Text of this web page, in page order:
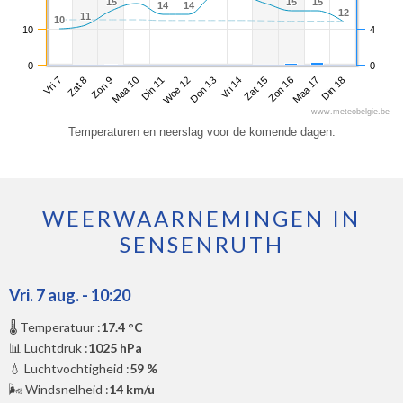
10
10 11
11
14
14 14
14
12
12
Vri 7 Zat 8Zon 9Maa 10Din 11Woe 12Don 13Vri 14Zat 15Zon 16Maa 17Din 18
0
10
0
4
www.meteobelgie.be
Temperaturen en neerslag voor de komende dagen.
WEERWAARNEMINGEN IN
SENSENRUTH
Vri. 7 aug. - 10:20
🌡️ Temperatuur :17.4 °C
📊 Luchtdruk :1025 hPa
💧 Luchtvochtigheid :59 %
🌬️ Windsnelheid :14 km/u